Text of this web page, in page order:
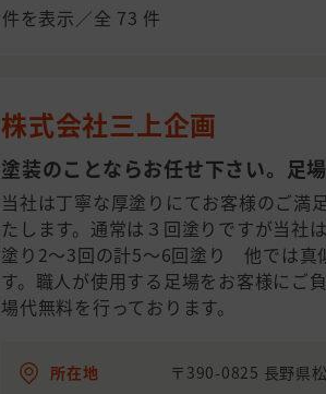
件を表示／全 73 件
株式会社三上企画
塗装のことならお任せ下さい。足
当社は丁寧な厚塗りにてお客様のご満
たします。通常は３回塗りですが当社
塗り2～3回の計5～6回塗り 他では真
す。職人が使用する足場をお客様にご
場代無料を行っております。
所在地 〒390-0825 長野県